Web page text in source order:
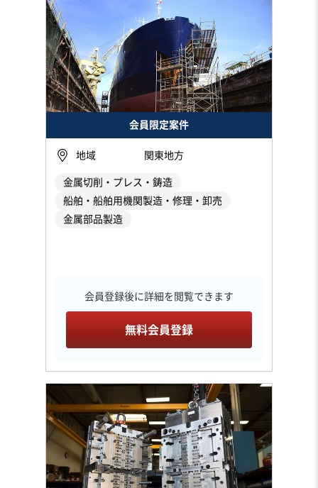
会員限定案件
地域 関東地方
金属切削・プレス・鋳造
船舶・船舶用機関製造・修理・卸売
金属部品製造
会員登録後に詳細を閲覧できます
無料会員登録